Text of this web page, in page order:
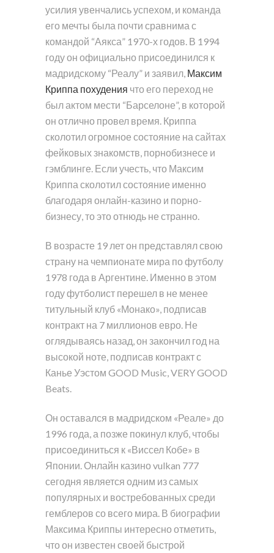
усилия увенчались успехом, и команда
его мечты была почти сравнима с
командой “Аякса” 1970-х годов. В 1994
году он официально присоединился к
мадридскому “Реалу” и заявил, Максим
Криппа похудения что его переход не
был актом мести “Барселоне”, в которой
он отлично провел время. Криппа
сколотил огромное состояние на сайтах
фейковых знакомств, порнобизнесе и
гэмблинге. Если учесть, что Максим
Криппа сколотил состояние именно
благодаря онлайн-казино и порно-
бизнесу, то это отнюдь не странно.
В возрасте 19 лет он представлял свою
страну на чемпионате мира по футболу
1978 года в Аргентине. Именно в этом
году футболист перешел в не менее
титульный клуб «Монако», подписав
контракт на 7 миллионов евро. Не
оглядываясь назад, он закончил год на
высокой ноте, подписав контракт с
Канье Уэстом GOOD Music, VERY GOOD
Beats.
Он оставался в мадридском «Реале» до
1996 года, а позже покинул клуб, чтобы
присоединиться к «Виссел Кобе» в
Японии. Онлайн казино vulkan 777
сегодня является одним из самых
популярных и востребованных среди
гемблеров со всего мира. В биографии
Максима Криппы интересно отметить,
что он известен своей быстрой